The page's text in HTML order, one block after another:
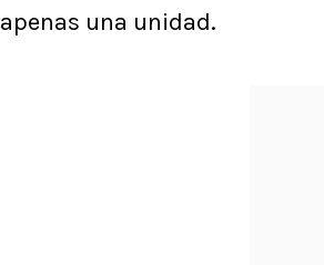
apenas una unidad.